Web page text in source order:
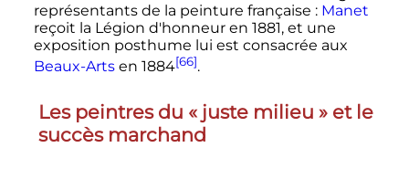
représentants de la peinture française : Manet
reçoit la Légion d'honneur en 1881, et une
exposition posthume lui est consacrée aux
Beaux-Artsen 1884[66].
Les peintres du « juste milieu » et le
succès marchand